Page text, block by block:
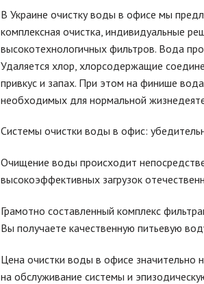
В Украине очистку воды в офисе мы
комплексная очистка, индивидуальные
высокотехнологичных фильтров. Вода
Удаляется хлор, хлорсодержащие
привкус и запах. При этом на финише
необходимых для нормальной
Системы очистки воды в офис:
Очищение воды происходит
высокоэффективных загрузок
Грамотно составленный комплекс
Вы получаете качественную питьевую
Цена очистки воды в офисе значительно
на обслуживание системы и